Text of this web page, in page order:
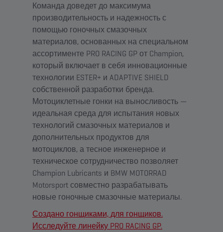
Команда доведет до максимума
производительность и надежность с
помощью гоночных смазочных
материалов, основанных на специальном
ассортименте PRO RACING GP от Champion,
который включает в себя инновационные
технологии ESTER+ и ADAPTIVE SHIELD
собственной разработки бренда.
Мотоциклетные гонки на выносливость —
идеальная среда для испытания новых
технологий смазочных материалов и
дополнительных продуктов для
мотоциклов, а тесное инженерное и
техническое сотрудничество позволяет
Champion Lubricants и BMW MOTORRAD
Motorsport совместно разрабатывать
новые гоночные смазочные материалы.
Создано гонщиками, для гонщиков.
Исследуйте линейку PRO RACING GP.